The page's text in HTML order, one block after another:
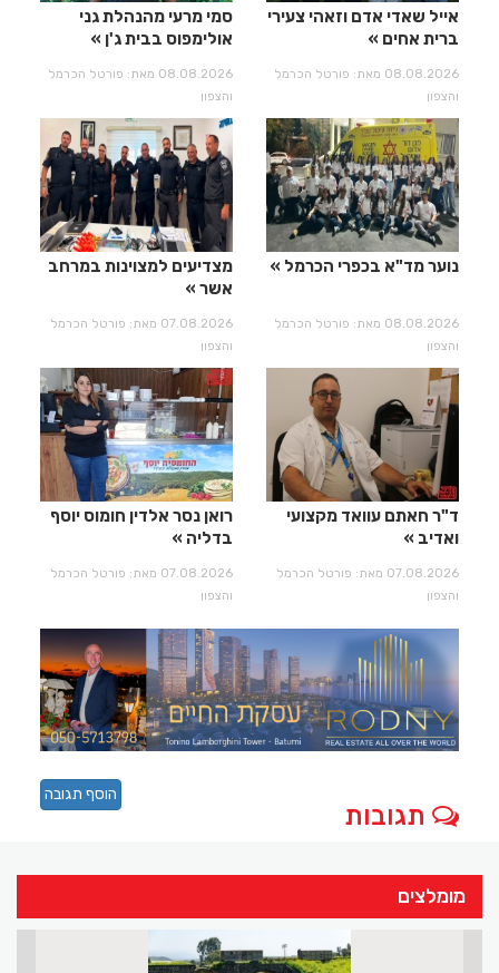
אייל שאדי אדם וזאהי צעירי
ברית אחים
08.08.2026 מאת: פורטל הכרמל
והצפון
סמי מרעי מהנהלת גני
אולימפוס בבית ג'ן
08.08.2026 מאת: פורטל הכרמל
והצפון
נוער מד"א בכפרי הכרמל
08.08.2026 מאת: פורטל הכרמל
והצפון
מצדיעים למצוינות במרחב
אשר
07.08.2026 מאת: פורטל הכרמל
והצפון
ד"ר חאתם עוואד מקצועי
ואדיב
07.08.2026 מאת: פורטל הכרמל
והצפון
רואן נסר אלדין חומוס יוסף
בדליה
07.08.2026 מאת: פורטל הכרמל
והצפון
תגובות
הוסף תגובה
מומלצים